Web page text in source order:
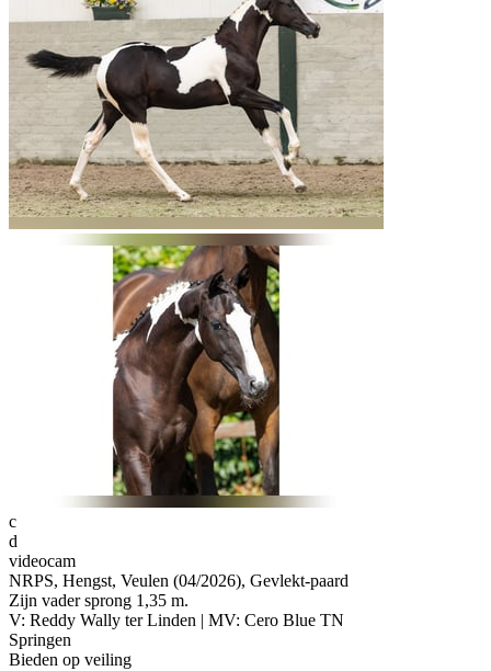
c
d
videocam
NRPS, Hengst, Veulen (04/2026), Gevlekt-paard
Zijn vader sprong 1,35 m.
V: Reddy Wally ter Linden | MV: Cero Blue TN
Springen
Bieden op veiling